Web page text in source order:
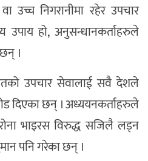
उच्च निगरानीमा रहेर उपचार
हो, अनुसन्धानकर्ताहरुले
।
उपचार सेवालाई सवै देशले
दिएका छन् । अध्ययनकर्ताहरुले
भाइरस विरुद्ध सजिलै लड्न
पनि गरेका छन् ।